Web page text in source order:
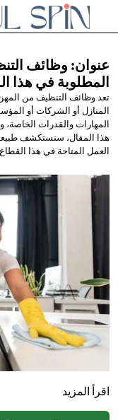
عنوان: وظائف
المطلوبة فيهذا
تعد وظائف التنظيف من
المنازل أو الشركات أو
المهارات والقدرات
هذا المقال، سنستكشف
العمل المتاحة في هذا
اقرأ المزيد